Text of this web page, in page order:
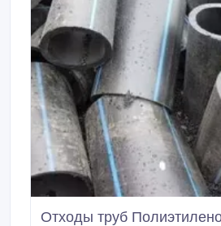
Отходы труб